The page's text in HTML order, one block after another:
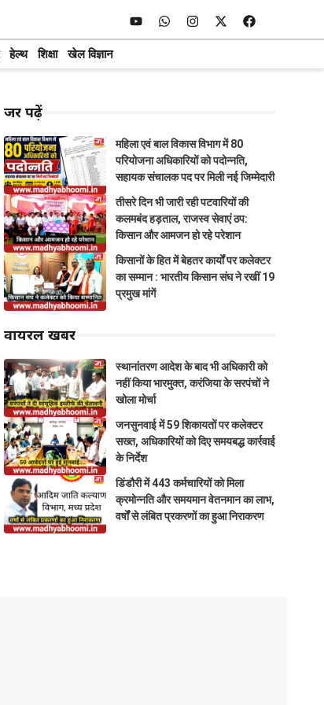
हेल्थ शिक्षा खेल विज्ञान
जरूर पढ़ें
महिला एवं बाल विकास विभाग में 80
परियोजना अधिकारियों को पदोन्नति,
सहायक संचालक पद पर मिली नई जिम्मेदारी
तीसरे दिन भी जारी रही पटवारियों की
कलमबंद हड़ताल, राजस्व सेवाएं ठप:
किसान और आमजन हो रहे परेशान
किसानों के हित में बेहतर कार्यों पर कलेक्टर
का सम्मान : भारतीय किसान संघ ने रखीं 19
प्रमुख मांगें
वायरल खबरें
स्थानांतरण आदेश के बाद भी अधिकारी को
नहीं किया भारमुक्त, करंजिया के सरपंचों ने
खोला मोर्चा
जनसुनवाई में 59 शिकायतों पर कलेक्टर
सख्त, अधिकारियों को दिए समयबद्ध कार्रवाई
के निर्देश
डिंडौरी में 443 कर्मचारियों को मिला
क्रमोन्नति और समयमान वेतनमान का लाभ,
वर्षों से लंबित प्रकरणों का हुआ निराकरण